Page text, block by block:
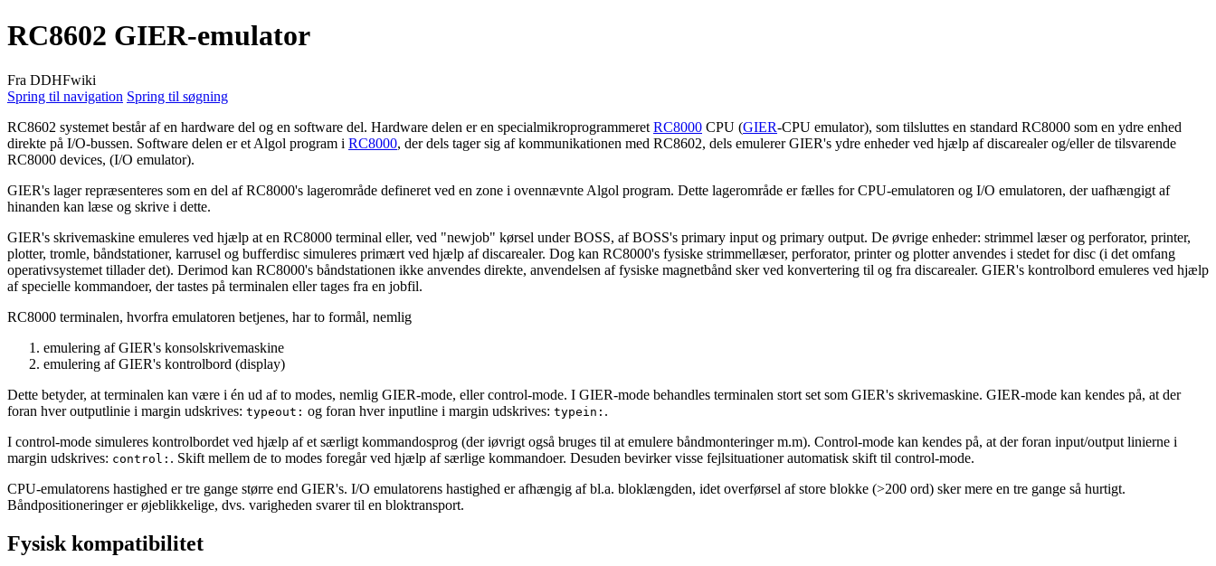
RC8602 GIER-emulator
Fra DDHFwiki
Spring til navigation Spring til søgning
RC8602 systemet består af en hardware del og en software del. Hardware delen er en specialmikroprogrammeret RC8000 CPU (GIER-CPU emulator), som tilsluttes en standard RC8000 som en ydre enhed
direkte på I/O-bussen. Software delen er et Algol program i RC8000, der dels tager sig af kommunikationen med RC8602, dels emulerer GIER's ydre enheder ved hjælp af discarealer og/eller de tilsvarende
RC8000 devices, (I/O emulator).
GIER's lager repræsenteres som en del af RC8000's lagerområde defineret ved en zone i ovennævnte Algol program. Dette lagerområde er fælles for CPU-emulatoren og I/O emulatoren, der uafhængigt af
hinanden kan læse og skrive i dette.
GIER's skrivemaskine emuleres ved hjælp at en RC8000 terminal eller, ved "newjob" kørsel under BOSS, af BOSS's primary input og primary output. De øvrige enheder: strimmel læser og perforator, printer,
plotter, tromle, båndstationer, karrusel og bufferdisc simuleres primært ved hjælp af discarealer. Dog kan RC8000's fysiske strimmellæser, perforator, printer og plotter anvendes i stedet for disc (i det omfang
operativsystemet tillader det). Derimod kan RC8000's båndstationen ikke anvendes direkte, anvendelsen af fysiske magnetbånd sker ved konvertering til og fra discarealer. GIER's kontrolbord emuleres ved hjælp
af specielle kommandoer, der tastes på terminalen eller tages fra en jobfil.
RC8000 terminalen, hvorfra emulatoren betjenes, har to formål, nemlig
emulering af GIER's konsolskrivemaskine
emulering af GIER's kontrolbord (display)
Dette betyder, at terminalen kan være i én ud af to modes, nemlig GIER-mode, eller control-mode. I GIER-mode behandles terminalen stort set som GIER's skrivemaskine. GIER-mode kan kendes på, at der
foran hver outputlinie i margin udskrives: typeout: og foran hver inputline i margin udskrives: typein: .
I control-mode simuleres kontrolbordet ved hjælp af et særligt kommandosprog (der iøvrigt også bruges til at emulere båndmonteringer m.m). Control-mode kan kendes på, at der foran input/output linierne i
margin udskrives: control: . Skift mellem de to modes foregår ved hjælp af særlige kommandoer. Desuden bevirker visse fejlsituationer automatisk skift til control-mode.
CPU-emulatorens hastighed er tre gange større end GIER's. I/O emulatorens hastighed er afhængig af bl.a. bloklængden, idet overførsel af store blokke (>200 ord) sker mere en tre gange så hurtigt.
Båndpositioneringer er øjeblikkelige, dvs. varigheden svarer til en bloktransport.
Fysisk kompatibilitet